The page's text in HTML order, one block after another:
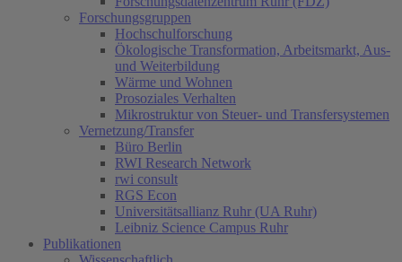
Forschungsgruppen
Hochschulforschung
Ökologische Transformation, Arbeitsmarkt, Aus-
und Weiterbildung
Wärme und Wohnen
Prosoziales Verhalten
Mikrostruktur von Steuer- und Transfersystemen
Vernetzung/Transfer
Büro Berlin
RWI Research Network
rwi consult
RGS Econ
Universitätsallianz Ruhr (UA Ruhr)
Leibniz Science Campus Ruhr
Publikationen